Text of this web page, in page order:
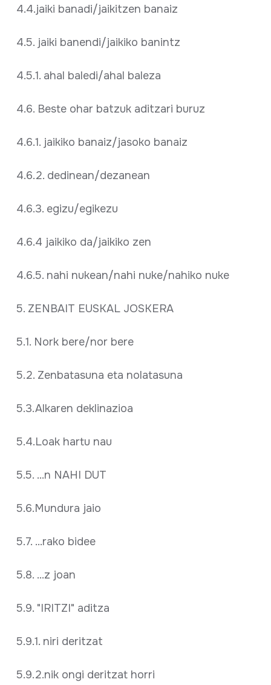
4.4.jaiki banadi/jaikitzen banaiz
4.5. jaiki banendi/jaikiko banintz
4.5.1. ahal baledi/ahal baleza
4.6. Beste ohar batzuk aditzari buruz
4.6.1. jaikiko banaiz/jasoko banaiz
4.6.2. dedinean/dezanean
4.6.3. egizu/egikezu
4.6.4 jaikiko da/jaikiko zen
4.6.5. nahi nukean/nahi nuke/nahiko nuke
5. ZENBAIT EUSKAL JOSKERA
5.1. Nork bere/nor bere
5.2. Zenbatasuna eta nolatasuna
5.3.Alkaren deklinazioa
5.4.Loak hartu nau
5.5. ...n NAHI DUT
5.6.Mundura jaio
5.7. ...rako bidee
5.8. ...z joan
5.9. "IRITZI" aditza
5.9.1. niri deritzat
5.9.2.nik ongi deritzat horri